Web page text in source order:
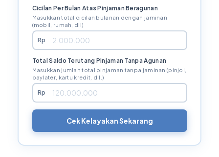
Cicilan Per Bulan Atas Pinjaman Beragunan
Masukkan total cicilan bulanan dengan jaminan
(mobil, rumah, dll)
Rp
Total Saldo Terutang Pinjaman Tanpa Agunan
Masukkan jumlah total pinjaman tanpa jaminan (pinjol,
paylater, kartu kredit, dll.)
Rp
Cek Kelayakan Sekarang